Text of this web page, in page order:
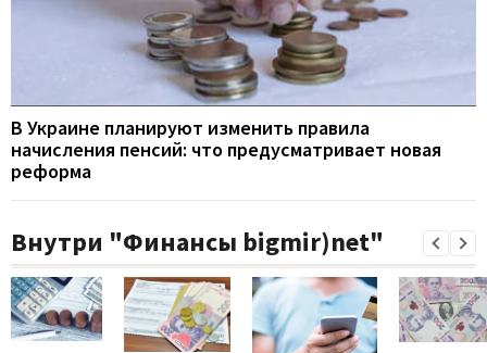
В Украине планируют изменить правила
начисления пенсий: что предусматривает новая
реформа
Внутри "Финансы bigmir)net"